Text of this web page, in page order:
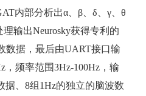
内部分析出α、β、δ、γ、θ
输出Neurosky获得专利的
数据，最后由UART接口输
，频率范围3Hz-100Hz，输
据、8组1Hz的独立的脑波数